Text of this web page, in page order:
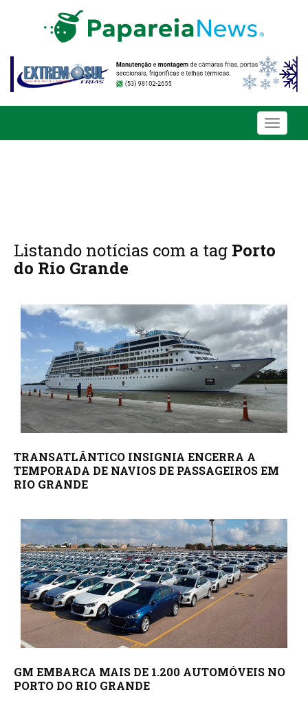
Toggle
Listando notícias com a tag Porto
do Rio Grande
TRANSATLÂNTICO INSIGNIA ENCERRA A
TEMPORADA DE NAVIOS DE PASSAGEIROS EM
RIO GRANDE
GM EMBARCA MAIS DE 1.200 AUTOMÓVEIS NO
PORTO DO RIO GRANDE